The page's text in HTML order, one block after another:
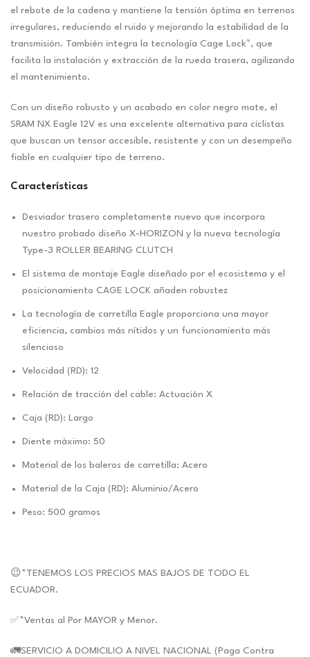
el rebote de la cadena y mantiene la tensión óptima en terrenos
irregulares, reduciendo el ruido y mejorando la estabilidad de la
transmisión. También integra la tecnología Cage Lock™, que
facilita la instalación y extracción de la rueda trasera, agilizando
el mantenimiento.
Con un diseño robusto y un acabado en color negro mate, el
SRAM NX Eagle 12V es una excelente alternativa para ciclistas
que buscan un tensor accesible, resistente y con un desempeño
fiable en cualquier tipo de terreno.
Características
Desviador trasero completamente nuevo que incorpora
nuestro probado diseño X-HORIZON y la nueva tecnología
Type-3 ROLLER BEARING CLUTCH
El sistema de montaje Eagle diseñado por el ecosistema y el
posicionamiento CAGE LOCK añaden robustez
La tecnología de carretilla Eagle proporciona una mayor
eficiencia, cambios más nítidos y un funcionamiento más
silencioso
Velocidad (RD): 12
Relación de tracción del cable: Actuación X
Caja (RD): Largo
Diente máximo: 50
Material de los baleros de carretilla: Acero
Material de la Caja (RD): Aluminio/Acero
Peso: 500 gramos
😉*TENEMOS LOS PRECIOS MAS BAJOS DE TODO EL
ECUADOR.
✅*Ventas al Por MAYOR y Menor.
🚛SERVICIO A DOMICILIO A NIVEL NACIONAL (Paga Contra